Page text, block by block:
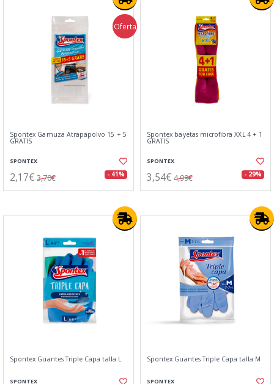
Oferta
Spontex Gamuza Atrapapolvo 15 + 5
GRATIS
SPONTEX
2,17€ 3,70€ - 41%
Spontex bayetas microfibra XXL 4 + 1
GRATIS
SPONTEX
3,54€ 4,99€ - 29%
Spontex Guantes Triple Capa talla L
SPONTEX
Spontex Guantes Triple Capa talla M
SPONTEX